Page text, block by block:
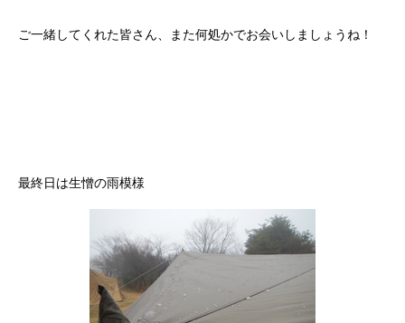
ご一緒してくれた皆さん、また何処かでお会いしましょうね！
最終日は生憎の雨模様